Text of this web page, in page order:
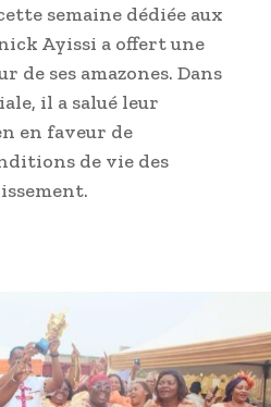
semaine dédiée aux
Ayissi a offert une
de ses amazones. Dans
il a salué leur
en faveur de
de vie des